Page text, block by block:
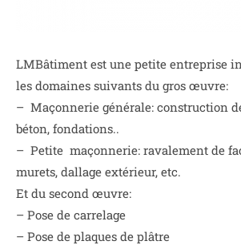
LMBâtiment est une petite entreprise
les domaines suivants du gros œuvre:
– Maçonnerie générale: construction
béton, fondations..
– Petite maçonnerie: ravalement de
murets, dallage extérieur, etc.
Et du second œuvre:
– Pose de carrelage
– Pose de plaques de plâtre